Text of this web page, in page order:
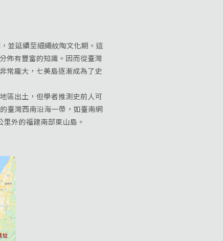
並延續至細繩紋陶文化期。這
佈有豐富的知識。因而從臺灣
常龐大，七美島逐漸成為了史
區出土，但學者推測史前人可
臺灣西南沿海一帶，如臺南網
外的福建南部東山島。